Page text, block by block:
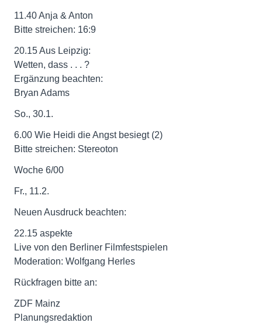
11.40 Anja & Anton
Bitte streichen: 16:9
20.15 Aus Leipzig:
Wetten, dass . . . ?
Ergänzung beachten:
Bryan Adams
So., 30.1.
6.00 Wie Heidi die Angst besiegt (2)
Bitte streichen: Stereoton
Woche 6/00
Fr., 11.2.
Neuen Ausdruck beachten:
22.15 aspekte
Live von den Berliner Filmfestspielen
Moderation: Wolfgang Herles
Rückfragen bitte an:
ZDF Mainz
Planungsredaktion